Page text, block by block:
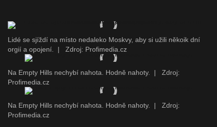
Lidé se sjíždí na místo nedaleko Moskvy, aby si užili někoik dní
orgií a opojení.
| Zdroj: Profimedia.cz
Na Empty Hills nechybí nahota. Hodně nahoty. |
Zdroj:
Profimedia.cz
Na Empty Hills nechybí nahota. Hodně nahoty. |
Zdroj:
Profimedia.cz